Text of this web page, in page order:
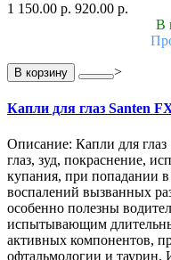
1 150.00 р. 920.00 р.
В
В корзину >
Капли для глаз Santen
Описание: Капли для глаз
глаз, зуд, покраснение,
купания, при попадании
воспалений вызванных
особенно полезны
испытывающим
активных компонентов,
офтальмологии и таурин.